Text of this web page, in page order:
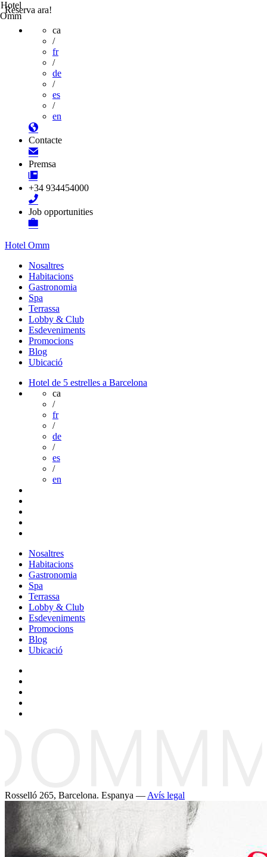
Reserva ara!
ca
/
fr
/
de
/
es
/
en
Contacte
Premsa
+34 934454000
Job opportunities
Hotel Omm
Nosaltres
Habitacions
Gastronomia
Spa
Terrassa
Lobby & Club
Esdeveniments
Promocions
Blog
Ubicació
Hotel de 5 estrelles a Barcelona
ca
/
fr
/
de
/
es
/
en
Nosaltres
Habitacions
Gastronomia
Spa
Terrassa
Lobby & Club
Esdeveniments
Promocions
Blog
Ubicació
Rosselló 265, Barcelona. Espanya — Avís legal
Hotel
Omm